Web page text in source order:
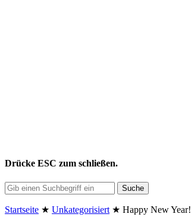
Drücke ESC zum schließen.
Suche
Startseite ★ Unkategorisiert ★ Happy New Year!